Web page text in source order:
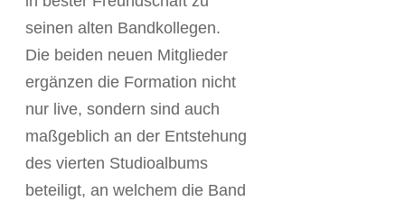
seinen alten Bandkollegen.
Die beiden neuen Mitglieder
ergänzen die Formation nicht
nur live, sondern sind auch
maßgeblich an der Entstehung
des vierten Studioalbums
beteiligt, an welchem die Band